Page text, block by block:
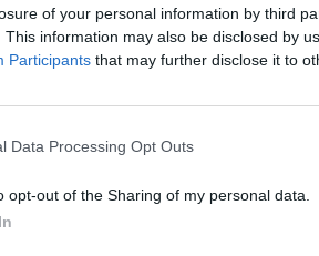
of your personal information by third
This information may also be disclosed by
Participants that may further disclose it to
Data Processing Opt Outs
opt-out of the Sharing of my personal data.
Λάυριο: Στην πιθανή
Κυπέλλου Ελλάδας
2022 22:11
Λαύριο: Πέταξε την